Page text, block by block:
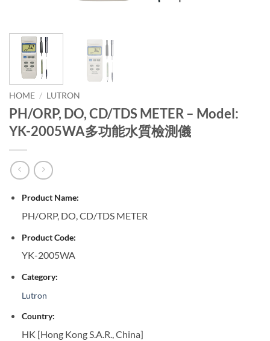
HOME / LUTRON
PH/ORP, DO, CD/TDS METER – Model:
YK-2005WA多功能水質檢測儀
Product Name:
PH/ORP, DO, CD/TDS METER
Product Code:
YK-2005WA
Category:
Lutron
Country:
HK [Hong Kong S.A.R., China]